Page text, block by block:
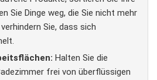
Sie Dinge weg, die Sie nicht mehr
Sie, dass sich
Halten Sie die
frei von überflüssigen